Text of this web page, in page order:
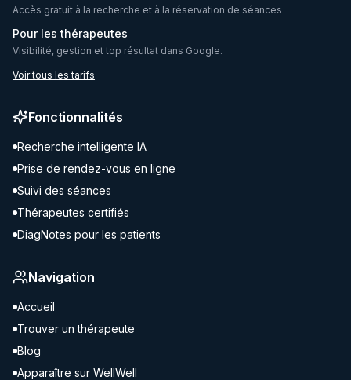
Accès gratuit à la recherche et à la réservation de séances
Pour les thérapeutes
Visibilité, gestion et top résultat dans Google.
Voir tous les tarifs
Fonctionnalités
Recherche intelligente IA
Prise de rendez-vous en ligne
Suivi des séances
Thérapeutes certifiés
DiagNotes pour les patients
Navigation
Accueil
Trouver un thérapeute
Blog
Apparaître sur WellWell